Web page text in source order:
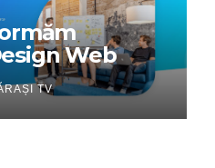
Web
tău
TV